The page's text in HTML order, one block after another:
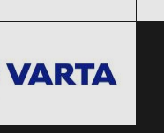
și Vezi Ofertele!
și Vezi Ofertele!